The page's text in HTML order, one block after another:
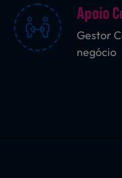
Apoio
Gestor
negócio